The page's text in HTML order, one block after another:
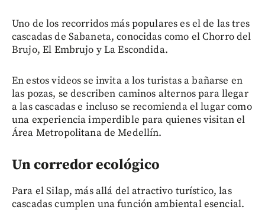
Uno de los recorridos más populares es el de las tres
cascadas de Sabaneta, conocidas como el Chorro del
Brujo, El Embrujo y La Escondida.
En estos videos se invita a los turistas a bañarse en
las pozas, se describen caminos alternos para llegar
a las cascadas e incluso se recomienda el lugar como
una experiencia imperdible para quienes visitan el
Área Metropolitana de Medellín.
Un corredor ecológico
Para el Silap, más allá del atractivo turístico, las
cascadas cumplen una función ambiental esencial.